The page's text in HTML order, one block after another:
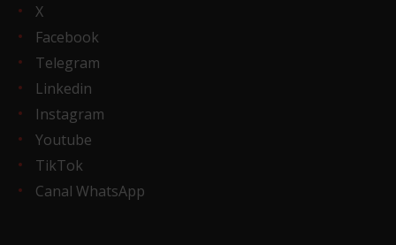
X
Facebook
Telegram
Linkedin
Instagram
Youtube
TikTok
Canal WhatsApp